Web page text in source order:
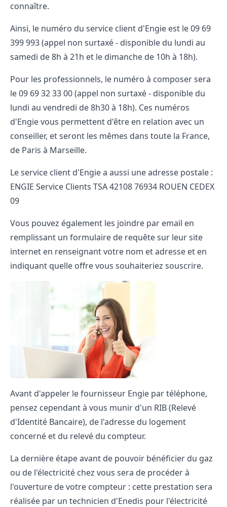
connaître.
Ainsi, le numéro du service client d'Engie est le 09 69
399 993 (appel non surtaxé - disponible du lundi au
samedi de 8h à 21h et le dimanche de 10h à 18h).
Pour les professionnels, le numéro à composer sera
le 09 69 32 33 00 (appel non surtaxé - disponible du
lundi au vendredi de 8h30 à 18h). Ces numéros
d'Engie vous permettent d'être en relation avec un
conseiller, et seront les mêmes dans toute la France,
de Paris à Marseille.
Le service client d'Engie a aussi une adresse postale :
ENGIE Service Clients TSA 42108 76934 ROUEN CEDEX
09
Vous pouvez également les joindre par email en
remplissant un formulaire de requête sur leur site
internet en renseignant votre nom et adresse et en
indiquant quelle offre vous souhaiteriez souscrire.
Avant d'appeler le fournisseur Engie par téléphone,
pensez cependant à vous munir d'un RIB (Relevé
d'Identité Bancaire), de l'adresse du logement
concerné et du relevé du compteur.
La dernière étape avant de pouvoir bénéficier du gaz
ou de l'électricité chez vous sera de procéder à
l'ouverture de votre compteur : cette prestation sera
réalisée par un technicien d'Enedis pour l'électricité